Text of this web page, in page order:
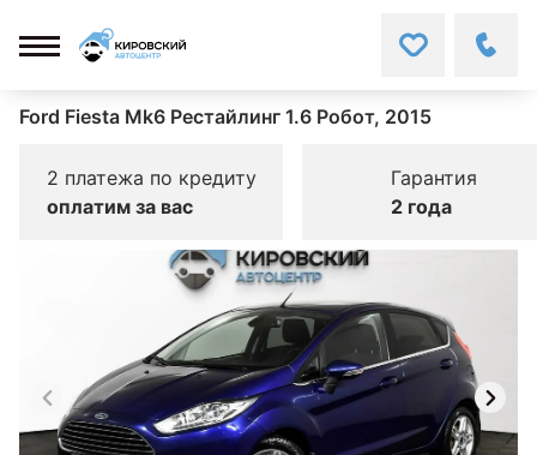
Ford Fiesta Mk6 Рестайлинг 1.6 Робот, 2015
2 платежа по кредиту
оплатим за вас
Гарантия
2 года